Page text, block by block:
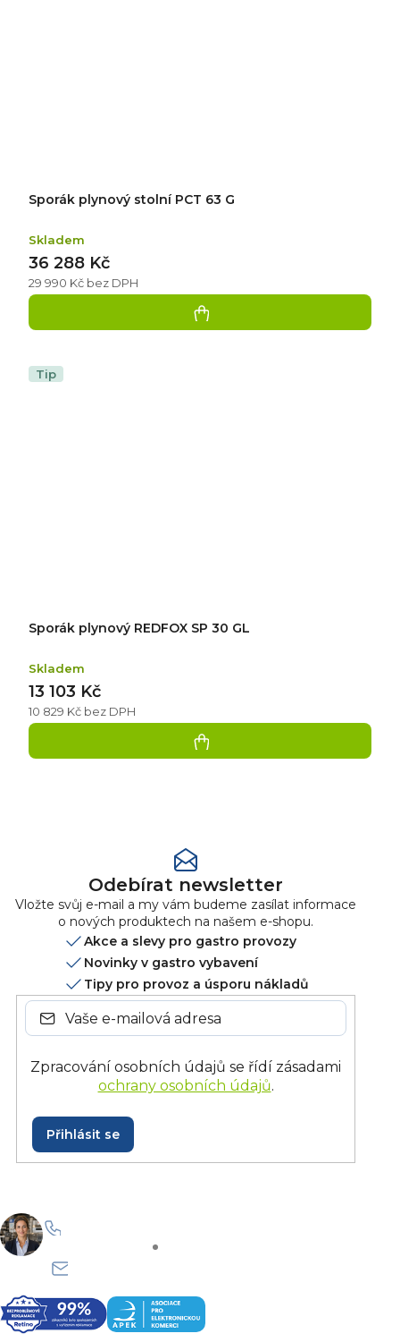
Sporák plynový stolní PCT 63 G
Skladem
29 990 Kč bez DPH
36 288 Kč
Tip
Sporák plynový REDFOX SP 30 GL
Skladem
10 829 Kč bez DPH
13 103 Kč
Odebírat newsletter
Vložte svůj e-mail a my vám budeme zasílat informace
o nových produktech na našem e-shopu.
Akce a slevy pro gastro provozy
Novinky v gastro vybavení
Tipy pro provoz a úsporu nákladů
Zpracování osobních údajů se řídí zásadami
ochrany osobních údajů.
Přihlásit se